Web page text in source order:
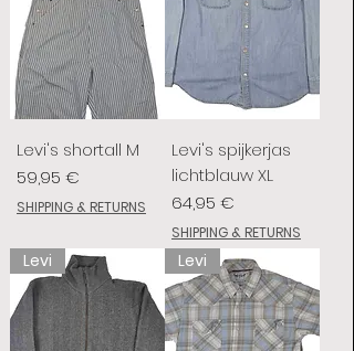
Levi's shortall M
Prix
59,95 €
SHIPPING & RETURNS
Levi's spijkerjas
lichtblauw XL
Prix
64,95 €
SHIPPING & RETURNS
Levi Levi